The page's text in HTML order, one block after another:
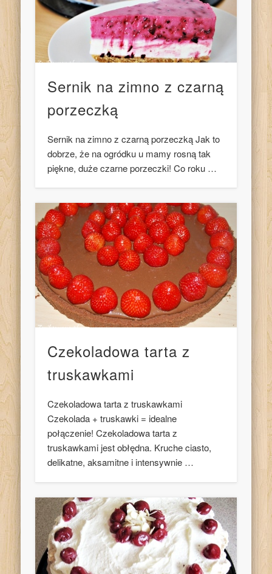
Sernik na zimno z czarną
porzeczką
Sernik na zimno z czarną porzeczką Jak to
dobrze, że na ogródku u mamy rosną tak
piękne, duże czarne porzeczki! Co roku …
Czekoladowa tarta z
truskawkami
Czekoladowa tarta z truskawkami
Czekolada + truskawki = idealne
połączenie! Czekoladowa tarta z
truskawkami jest obłędna. Kruche ciasto,
delikatne, aksamitne i intensywnie …